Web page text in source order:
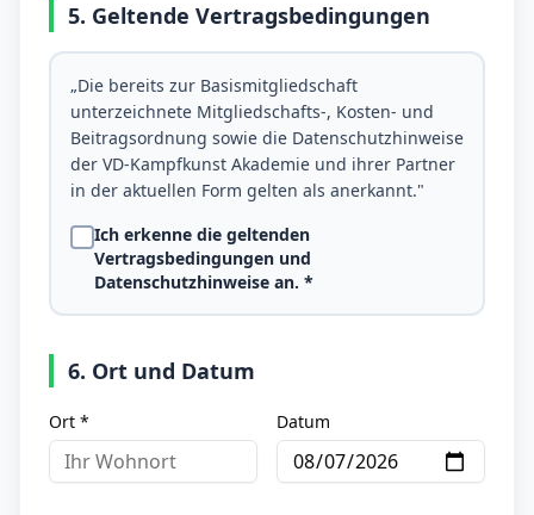
5. Geltende Vertragsbedingungen
„Die bereits zur Basismitgliedschaft
unterzeichnete Mitgliedschafts-, Kosten- und
Beitragsordnung sowie die Datenschutzhinweise
der VD-Kampfkunst Akademie und ihrer Partner
in der aktuellen Form gelten als anerkannt."
Ich erkenne die geltenden
Vertragsbedingungen und
Datenschutzhinweise an. *
6. Ort und Datum
Ort * Datum